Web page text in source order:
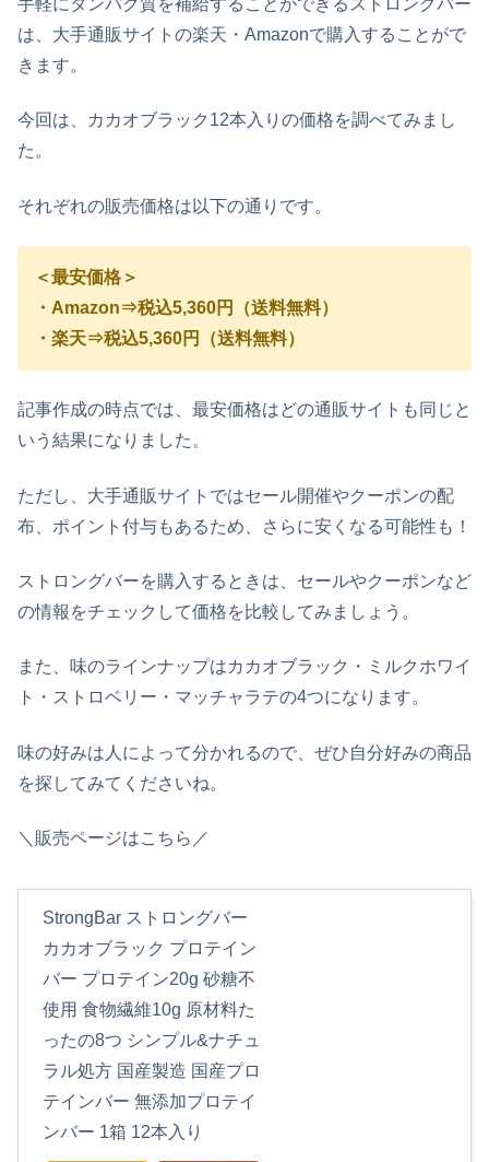
は、大手通販サイトの楽天・Amazonで購入することがで
きます。
今回は、カカオブラック12本入りの価格を調べてみまし
た。
それぞれの販売価格は以下の通りです。
＜最安価格＞
・Amazon⇒税込5,360円（送料無料）
・楽天⇒税込5,360円（送料無料）
記事作成の時点では、最安価格はどの通販サイトも同じと
いう結果になりました。
ただし、大手通販サイトではセール開催やクーポンの配
布、ポイント付与もあるため、さらに安くなる可能性も！
ストロングバーを購入するときは、セールやクーポンなど
の情報をチェックして価格を比較してみましょう。
また、味のラインナップはカカオブラック・ミルクホワイ
ト・ストロベリー・マッチャラテの4つになります。
味の好みは人によって分かれるので、ぜひ自分好みの商品
を探してみてくださいね。
＼販売ページはこちら／
StrongBar ストロングバー
カカオブラック プロテイン
バー プロテイン20g 砂糖不
使用 食物繊維10g 原材料た
ったの8つ シンプル&ナチュ
ラル処方 国産製造 国産プロ
テインバー 無添加プロテイ
ンバー 1箱 12本入り